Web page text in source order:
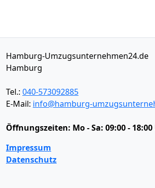
Hamburg-Umzugsunternehmen24.de
Hamburg
Tel.: 040-573092885
E-Mail: info@hamburg-
Öffnungszeiten: Mo - Sa: 09:00 -
Impressum
Datenschutz